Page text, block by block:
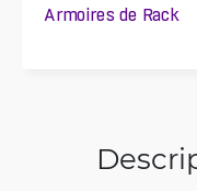
Armoires de Rack